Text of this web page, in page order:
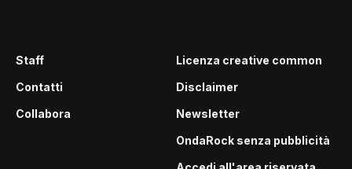
Staff
Contatti
Collabora
Licenza creative common
Disclaimer
Newsletter
OndaRock senza pubblicità